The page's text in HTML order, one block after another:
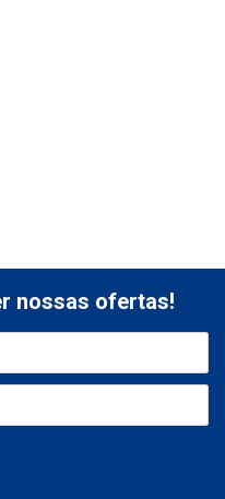
nossas ofertas!